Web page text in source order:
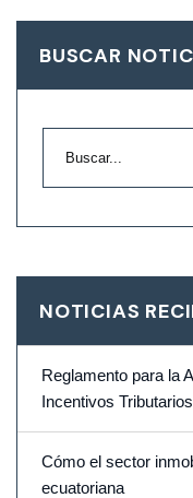
BUSCAR
NOTICIAS
Reglamento para la
Incentivos
Cómo el sector
ecuatoriana